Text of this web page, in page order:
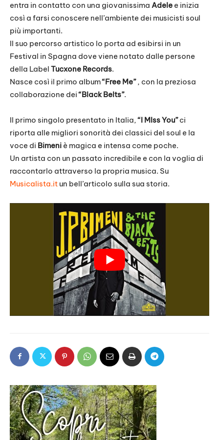
entra in contatto con una giovanissima Adele e inizia
così a farsi conoscere nell’ambiente dei musicisti soul
più importanti.
Il suo percorso artistico lo porta ad esibirsi in un
Festival in Spagna dove viene notato dalle persone
della Label Tucxone Records.
Nasce così il primo album“Free Me”, con la preziosa
collaborazione dei“Black Belts”.
Il primo singolo presentato in Italia,“I MIss You”ci
riporta alle migliori sonorità dei classici del soul e la
voce di Bimeni è magica e intensa come poche.
Un artista con un passato incredibile e con la voglia di
raccontarlo attraverso la propria musica. Su
Musicalista.it un bell’articolo sulla sua storia.